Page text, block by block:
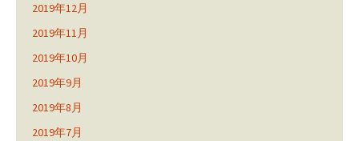
2019年12月
2019年11月
2019年10月
2019年9月
2019年8月
2019年7月